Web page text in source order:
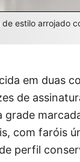
estilo arrojado
em duas
de
com faróis
perfil